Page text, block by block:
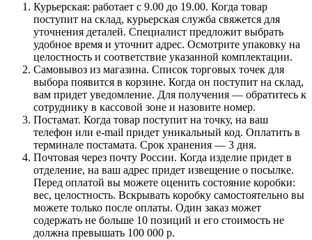
Курьерская: работает с 9.00 до 19.00. Когда товар
поступит на склад, курьерская служба свяжется для
уточнения деталей. Специалист предложит выбрать
удобное время и уточнит адрес. Осмотрите упаковку на
целостность и соответствие указанной комплектации.
Самовывоз из магазина. Список торговых точек для
выбора появится в корзине. Когда он поступит на склад,
вам придет уведомление. Для получения — обратитесь к
сотруднику в кассовой зоне и назовите номер.
Постамат. Когда товар поступит на точку, на ваш
телефон или e-mail придет уникальный код. Оплатить в
терминале постамата. Срок хранения — 3 дня.
Почтовая через почту России. Когда изделие придет в
отделение, на ваш адрес придет извещение о посылке.
Перед оплатой вы можете оценить состояние коробки:
вес, целостность. Вскрывать коробку самостоятельно вы
можете только после оплаты. Один заказ может
содержать не больше 10 позиций и его стоимость не
должна превышать 100 000 р.